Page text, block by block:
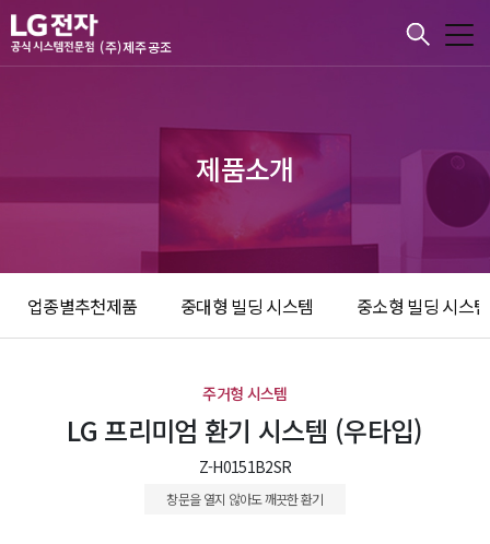
본문바로가기
(주)제주공조
제품소개
업종별추천제품 중대형 빌딩 시스템 중소형 빌딩 시스템
주거형 시스템
LG 프리미엄 환기 시스템 (우타입)
Z-H0151B2SR
창문을 열지 않아도 깨끗한 환기